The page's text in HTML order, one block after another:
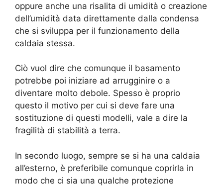
oppure anche una risalita di umidità o creazione
dell’umidità data direttamente dalla condensa
che si sviluppa per il funzionamento della
caldaia stessa.
Ciò vuol dire che comunque il basamento
potrebbe poi iniziare ad arrugginire o a
diventare molto debole. Spesso è proprio
questo il motivo per cui si deve fare una
sostituzione di questi modelli, vale a dire la
fragilità di stabilità a terra.
In secondo luogo, sempre se si ha una caldaia
all’esterno, è preferibile comunque coprirla in
modo che ci sia una qualche protezione